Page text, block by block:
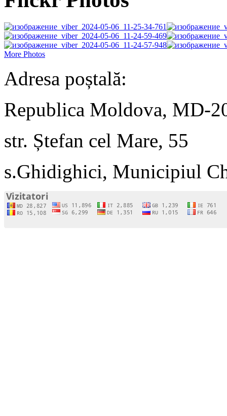
More Photos
Adresa poștală:
Republica Moldova, MD-
str. Ștefan cel Mare, 55
s.Ghidighici, Municipiul